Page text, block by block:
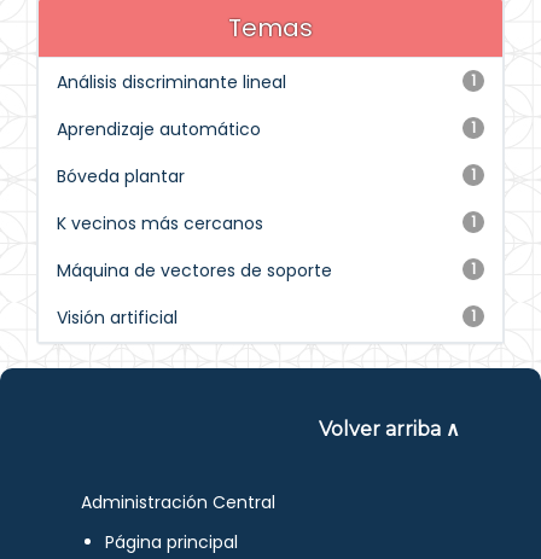
Temas
1
Análisis discriminante lineal
1
Aprendizaje automático
1
Bóveda plantar
1
K vecinos más cercanos
1
Máquina de vectores de soporte
1
Visión artificial
Volver arriba ∧
Administración Central
Página principal